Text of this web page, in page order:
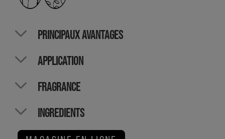
PRINCIPAUX AVANTAGES
APPLICATION
FRAGRANCE
INGREDIENTS